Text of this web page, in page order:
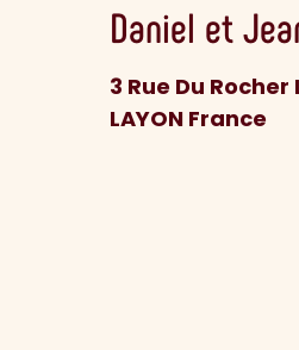
Daniel et
3 Rue Du
LAYON France